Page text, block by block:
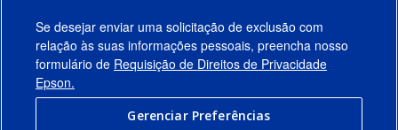
Links Sugeridos
Empresa
Conecte-se com a Epson
Se desejar enviar uma solicitação de exclusão com
relação às suas informações pessoais, preencha nosso
formulário de Requisição de Direitos de Privacidade
Epson.
Gerenciar Preferências